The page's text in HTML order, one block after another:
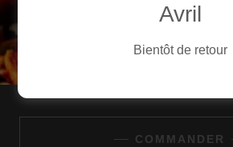
COMMANDER
Avril
Bientôt de retour